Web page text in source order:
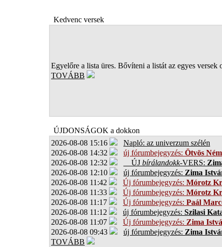
Kedvenc versek
Egyelőre a lista üres. Bővíteni a listát az egyes versek
TOVÁBB
ÚJDONSÁGOK a dokkon
2026-08-08 15:16
Napló: az univerzum szélén
2026-08-08 14:32
új fórumbejegyzés: Ötvös
2026-08-08 12:32
ÚJ bírálandokk-VERS:
2026-08-08 12:10
új fórumbejegyzés: Zima
2026-08-08 11:42
Új fórumbejegyzés: Mórotz
2026-08-08 11:33
Új fórumbejegyzés: Mórotz
2026-08-08 11:17
Új fórumbejegyzés: Paál
2026-08-08 11:12
új fórumbejegyzés: Szilasi
2026-08-08 11:07
Új fórumbejegyzés: Zima
2026-08-08 09:43
új fórumbejegyzés: Zima
TOVÁBB